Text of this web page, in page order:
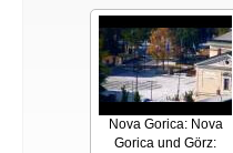
Nova Gorica: Nova
Gorica und Görz: